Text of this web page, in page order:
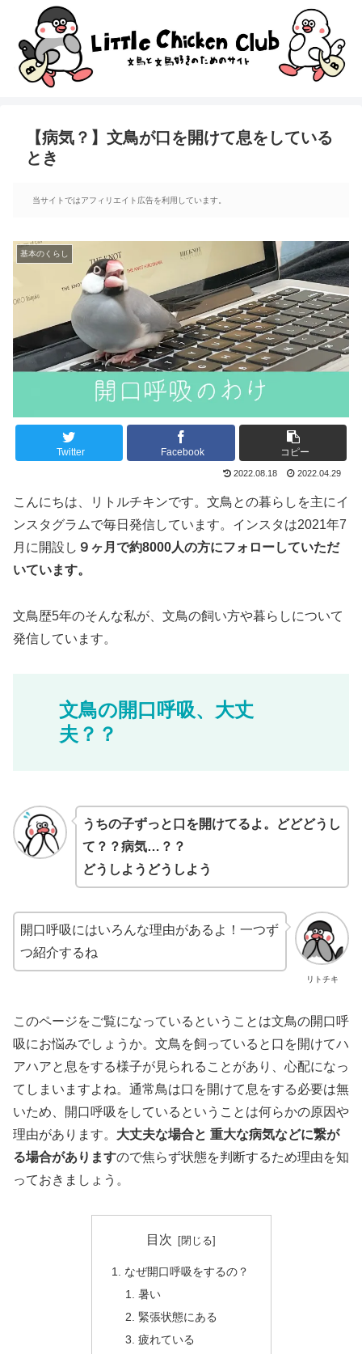
【病気？】文鳥が口を開けて息をしている
とき
当サイトではアフィリエイト広告を利用しています。
基本のくらし
Twitter Facebook コピー
2022.08.18 2022.04.29
こんにちは、リトルチキンです。文鳥との暮らしを主にイ
ンスタグラムで毎日発信しています。インスタは2021年7
月に開設し ９ヶ月で約8000人の方にフォローしていただ
いています。
文鳥歴5年のそんな私が、文鳥の飼い方や暮らしについて
発信しています。
文鳥の開口呼吸、大丈
夫？？
うちの子ずっと口を開けてるよ。どどどうし
て？？病気…？？
どうしようどうしよう
リトチキ
開口呼吸にはいろんな理由があるよ！一つず
つ紹介するね
このページをご覧になっているということは文鳥の開口呼
吸にお悩みでしょうか。文鳥を飼っていると口を開けてハ
アハアと息をする様子が見られることがあり、心配になっ
てしまいますよね。通常鳥は口を開けて息をする必要は無
いため、開口呼吸をしているということは何らかの原因や
理由があります。 大丈夫な場合と 重大な病気などに繋が
る場合がありますので焦らず状態を判断するため理由を知
っておきましょう。
目次
なぜ開口呼吸をするの？
暑い
緊張状態にある
疲れている